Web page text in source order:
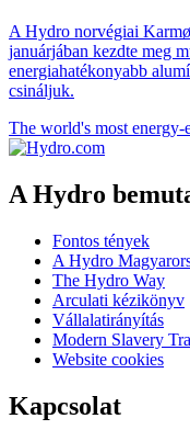
A Hydro norvégiai
januárjában kezdte meg
energiahatékonyabb
csináljuk.
The world's most
A Hydro
Fontos tények
A Hydro
The Hydro Way
Arculati kézikönyv
Vállalatirányítás
Modern Slavery
Website cookies
Kapcsolat